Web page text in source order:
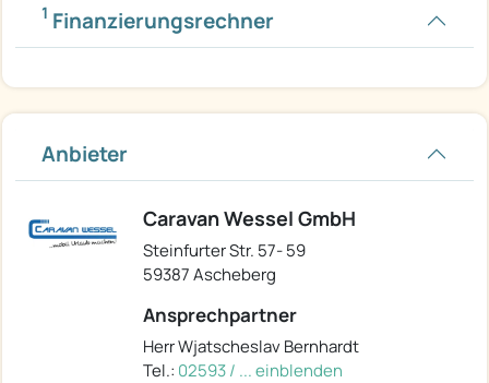
1 Finanzierungsrechner
Anbieter
Caravan Wessel GmbH
Steinfurter Str. 57- 59
59387 Ascheberg
Ansprechpartner
Herr Wjatscheslav Bernhardt
Tel.: 02593 / ... einblenden